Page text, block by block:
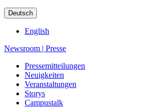
Deutsch
English
Newsroom | Presse
Pressemitteilungen
Neuigkeiten
Veranstaltungen
Storys
Campustalk